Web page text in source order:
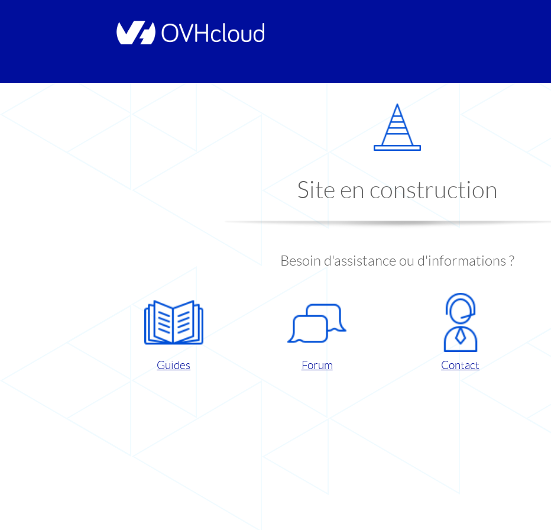
Site en construction
Besoin d'assistance ou d'informations ?
Guides Forum Contact